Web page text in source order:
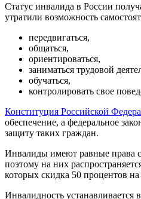
Статус инвалида в России
утратили возможность
передвигаться,
общаться,
ориентироваться,
заниматься трудовой
обучаться,
контролировать свое
Конституция Российской
обеспечение, а федеральное
защиту таких граждан.
Инвалиды имеют равные права
поэтому на них
которых скидка 50 процентов
Инвалидность